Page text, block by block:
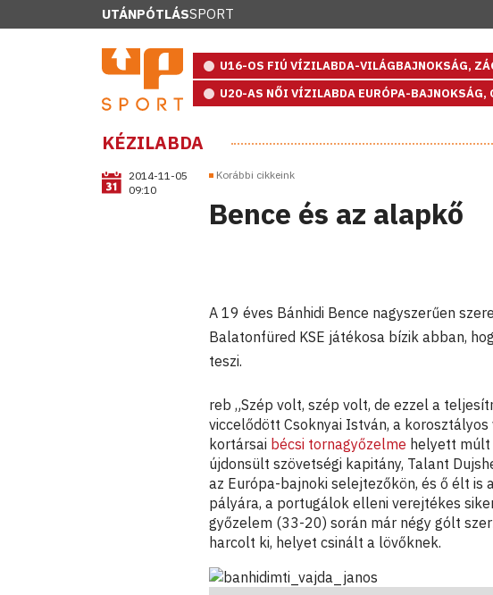
UTÁNPÓTLÁSSPORT
U16-OS FIÚ VÍZILABDA-VILÁGBAJNOKSÁG,
U20-AS NŐI VÍZILABDA EURÓPA-BAJNOKSÁG,
KÉZILABDA
2014-11-05
09:10
Korábbi cikkeink
Bence és az alapkő
A 19 éves Bánhidi Bence nagyszerűen
Balatonfüred KSE játékosa bízik abban,
teszi.
reb „Szép volt, szép volt, de ezzel a
viccelődött Csoknyai István, a
kortársai bécsi tornagyőzelme helyett
újdonsült szövetségi kapitány, Talant
az Európa-bajnoki selejtezőkön, és ő élt
pályára, a portugálok elleni verejtékes
győzelem (33-20) során már négy gólt
harcolt ki, helyet csinált a lövőknek.